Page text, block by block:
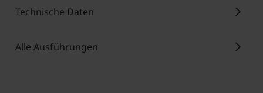
Technische Daten chevron_right
Alle Ausführungen chevron_right